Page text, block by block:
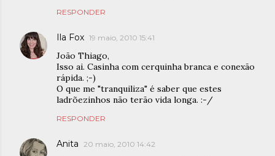
RESPONDER
Ila Fox 19 maio, 2010 15:41
João Thiago,
Isso ai. Casinha com cerquinha branca e conexão
rápida. ;-)
O que me "tranquiliza" é saber que estes
ladrõezinhos não terão vida longa. :-/
RESPONDER
Anita 20 maio, 2010 14:42